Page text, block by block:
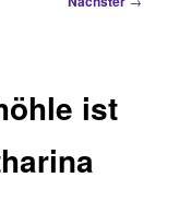
ist